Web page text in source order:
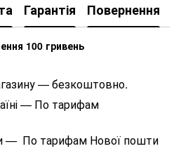
Гарантія Повернення
100 гривень
— безкоштовно.
— По тарифам
— По тарифам Нової пошти